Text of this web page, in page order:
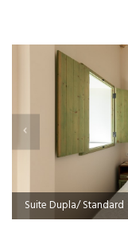
Suite Dupla/ Standard